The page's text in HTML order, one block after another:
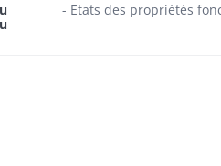
- Etats des propriétés